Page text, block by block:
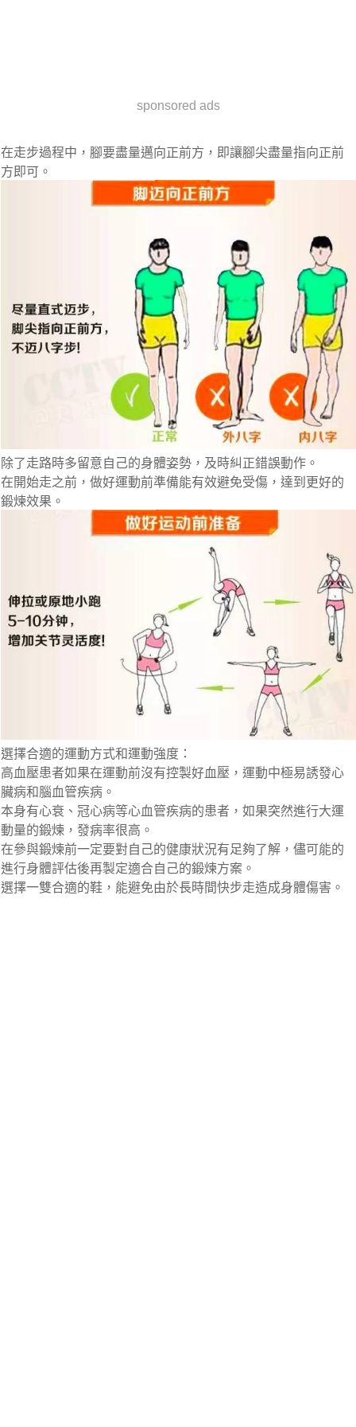
sponsored ads
在走步過程中，腳要盡量邁向正前方，即讓腳尖盡量指向正前
方即可。
除了走路時多留意自己的身體姿勢，及時糾正錯誤動作。
在開始走之前，做好運動前準備能有效避免受傷，達到更好的
鍛煉效果。
選擇合適的運動方式和運動強度：
高血壓患者如果在運動前沒有控製好血壓，運動中極易誘發心
臟病和腦血管疾病。
本身有心衰、冠心病等心血管疾病的患者，如果突然進行大運
動量的鍛煉，發病率很高。
在參與鍛煉前一定要對自己的健康狀況有足夠了解，儘可能的
進行身體評估後再製定適合自己的鍛煉方案。
選擇一雙合適的鞋，能避免由於長時間快步走造成身體傷害。